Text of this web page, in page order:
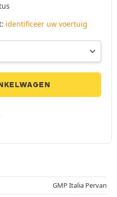
identificeer uw voertuig
GMP Italia Pervan